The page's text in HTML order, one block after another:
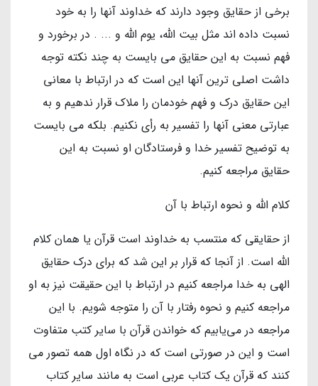
برخی از حقایق وجود دارند که خداوند آنها را به خود
نسبت داده اند مثل بیت الله، یوم الله و ... . در برخورد و
فهم نسبت به این حقایق می بایست به چند نکته توجه
داشت اصلی ترین آنها این است که در ارتباط با معانی
این حقایق درک و فهم خودمان را ملاک قرار ندهیم و به
عبارتی معنی آنها را تفسیر به رأی نکنیم. بلکه می بایست
به توضیح تفسیر خدا و فرستادگان او نسبت به این
حقایق مراجعه کنیم.
کلام الله و نحوه ارتباط با آن
از حقایقی که منتسب به خداوند است قرآن یا همان کلام
الله است. از آنجا که قرار بر این شد که برای درک حقایق
الهی به خدا مراجعه کنیم در ارتباط با این حقیقت نیز به او
مراجعه کنیم و نحوه رفتار با آن را متوجه شویم. با این
مراجعه در می‌یابیم که خواندن قرآن با سایر کتب متفاوت
است و این در صورتی است که در نگاه اول همه تصور می
کنند که قرآن یک کتاب عربی است به مانند سایر کتاب